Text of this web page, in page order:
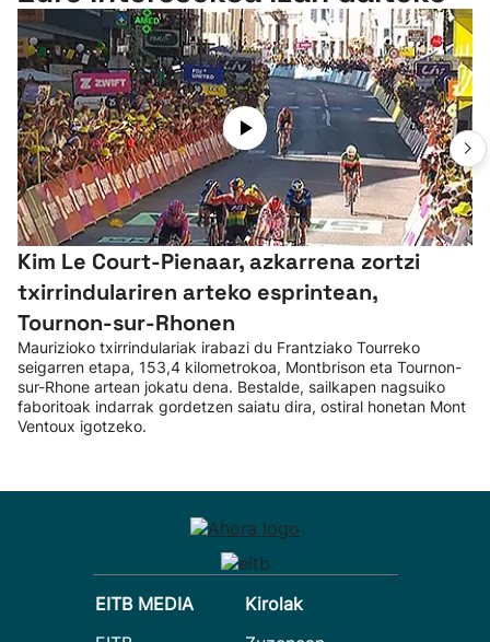
Kim Le Court-Pienaar, azkarrena zortzi
txirrindulariren arteko esprintean,
Tournon-sur-Rhonen
Maurizioko txirrindulariak irabazi du Frantziako Tourreko
seigarren etapa, 153,4 kilometrokoa, Montbrison eta Tournon-
sur-Rhone artean jokatu dena. Bestalde, sailkapen nagsuiko
faboritoak indarrak gordetzen saiatu dira, ostiral honetan Mont
Ventoux igotzeko.
EITB MEDIA
Kirolak